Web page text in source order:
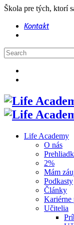
Škola pre tých, ktorí
Kontakt
Life Academy
O nás
2%
Mám
Podkasty
Články
Kariérne
Učitelia